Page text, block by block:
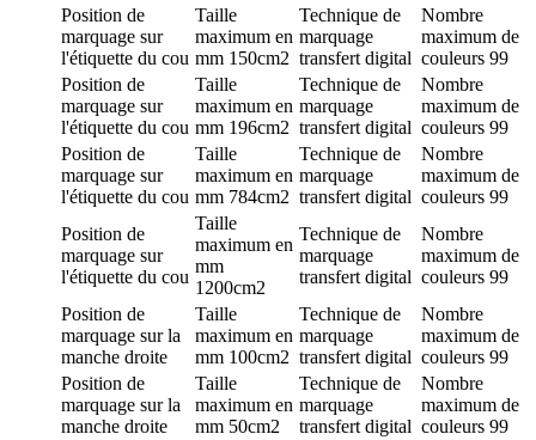
Position de
marquage sur
l'étiquette du cou
Taille
maximum en
mm 150cm2
Technique de
marquage
transfert digital
Nombre
maximum de
couleurs 99
Position de
marquage sur
l'étiquette du cou
Taille
maximum en
mm 196cm2
Technique de
marquage
transfert digital
Nombre
maximum de
couleurs 99
Position de
marquage sur
l'étiquette du cou
Taille
maximum en
mm 784cm2
Technique de
marquage
transfert digital
Nombre
maximum de
couleurs 99
Position de
marquage sur
l'étiquette du cou
Taille
maximum en
mm
1200cm2
Technique de
marquage
transfert digital
Nombre
maximum de
couleurs 99
Position de
marquage sur la
manche droite
Taille
maximum en
mm 100cm2
Technique de
marquage
transfert digital
Nombre
maximum de
couleurs 99
Position de
marquage sur la
manche droite
Taille
maximum en
mm 50cm2
Technique de
marquage
transfert digital
Nombre
maximum de
couleurs 99